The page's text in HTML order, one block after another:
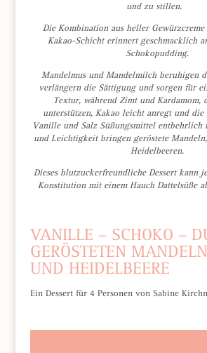
und zu stillen.
Die Kombination aus heller
Kakao-Schicht erinnert geschmacklich
Schokopudding.
Mandelmus und Mandelmilch beruhigen
verlängern die Sättigung und sorgen für
Textur, während Zimt und Kardamom,
unterstützen, Kakao leicht anregt und
Vanille und Salz Süßungsmittel entbehrlich
und Leichtigkeit bringen geröstete
Heidelbeeren.
Dieses blutzuckerfreundliche Dessert kann
Konstitution mit einem Hauch Dattelsüße
VANILLE – SCHOKO –
GERÖSTETEN
UND HEIDELBEERE
Ein Dessert für 4 Personen von Sabine